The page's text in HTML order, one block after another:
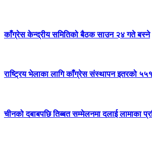
काँग्रेस केन्द्रीय समितिको बैठक साउन २४ गते बस्ने
राष्ट्रिय भेलाका लागि काँग्रेस संस्थापन इतरको
चीनको दबाबपछि तिब्बत सम्मेलनमा दलाई लामाका